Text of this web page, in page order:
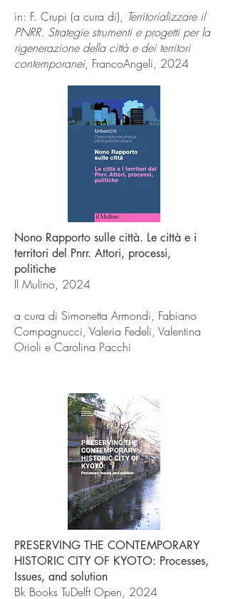
in: F. Crupi (a cura di), Territorializzare il
PNRR. Strategie strumenti e progetti per la
rigenerazione della città e dei territori
contemporanei, FrancoAngeli, 2024
Nono Rapporto sulle città. Le città e i
territori del Pnrr. Attori, processi,
politiche
Il Mulino, 2024
a cura di Simonetta Armondi, Fabiano
Compagnucci, Valeria Fedeli, Valentina
Orioli e Carolina Pacchi
PRESERVING THE CONTEMPORARY
HISTORIC CITY OF KYOTO: Processes,
Issues, and solution
Bk Books TuDelft Open, 2024